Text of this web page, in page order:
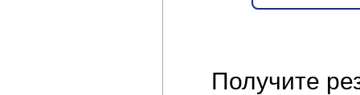
Получите